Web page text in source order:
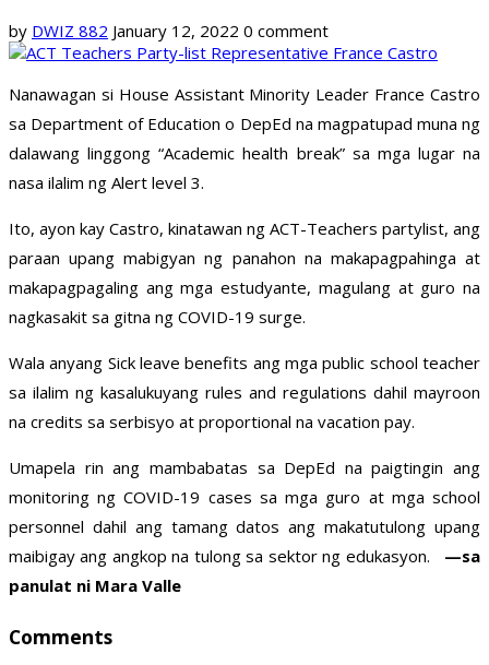
by DWIZ 882 January 12, 2022 0 comment
Nanawagan si House Assistant Minority Leader France Castro
sa Department of Education o DepEd na magpatupad muna ng
dalawang linggong “Academic health break” sa mga lugar na
nasa ilalim ng Alert level 3.
Ito, ayon kay Castro, kinatawan ng ACT-Teachers partylist, ang
paraan upang mabigyan ng panahon na makapagpahinga at
makapagpagaling ang mga estudyante, magulang at guro na
nagkasakit sa gitna ng COVID-19 surge.
Wala anyang Sick leave benefits ang mga public school teacher
sa ilalim ng kasalukuyang rules and regulations dahil mayroon
na credits sa serbisyo at proportional na vacation pay.
Umapela rin ang mambabatas sa DepEd na paigtingin ang
monitoring ng COVID-19 cases sa mga guro at mga school
personnel dahil ang tamang datos ang makatutulong upang
maibigay ang angkop na tulong sa sektor ng edukasyon. —sa
panulat ni Mara Valle
Comments